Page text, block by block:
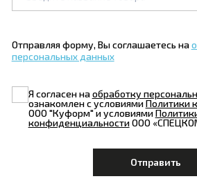
Отправляя форму, Вы соглашаетесь на
персональных данных
Я согласен наобработку
ознакомлен с условиямиПолитики
ООО "Куформ" и условиями
конфиденциальностиООО